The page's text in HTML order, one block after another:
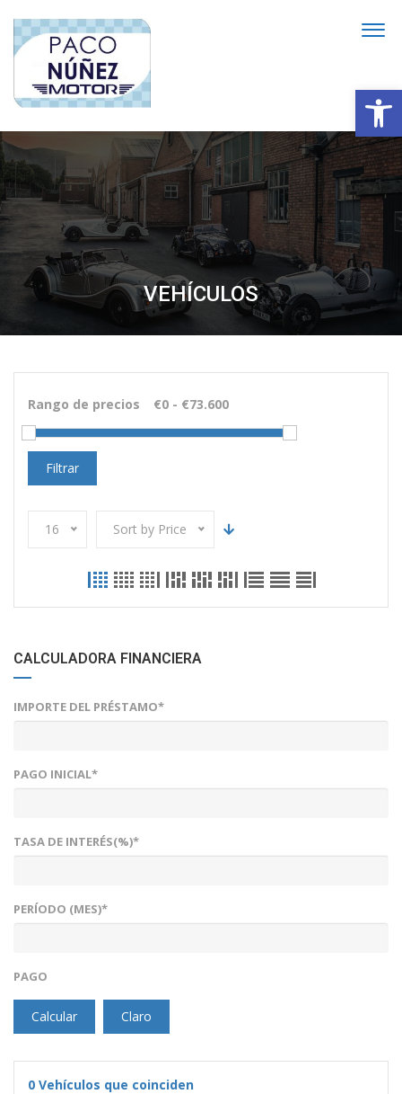
VEHÍCULOS
Rango de precios
Filtrar
16 Sort by Price
CALCULADORA FINANCIERA
IMPORTE DEL PRÉSTAMO*
PAGO INICIAL*
TASA DE INTERÉS(%)*
PERÍODO (MES)*
PAGO
Calcular Claro
0 Vehículos que coinciden